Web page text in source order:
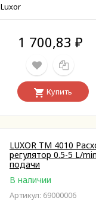
Luxor
1 700,83 ₽
Купить
LUXOR TM 4010
регулятор 0.5-5 L/
подачи
В наличии
Артикул: 69000006